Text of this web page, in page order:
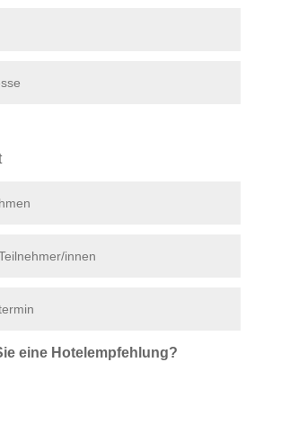
eine Hotelempfehlung?